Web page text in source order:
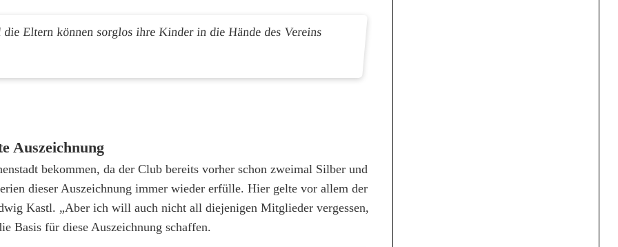
Eltern können sorglos ihre Kinder in die Hände des Vereins
Auszeichnung
bekommen, da der Club bereits vorher schon zweimal Silber und
dieser Auszeichnung immer wieder erfülle. Hier gelte vor allem der
Kastl. „Aber ich will auch nicht all diejenigen Mitglieder vergessen,
Basis für diese Auszeichnung schaffen.